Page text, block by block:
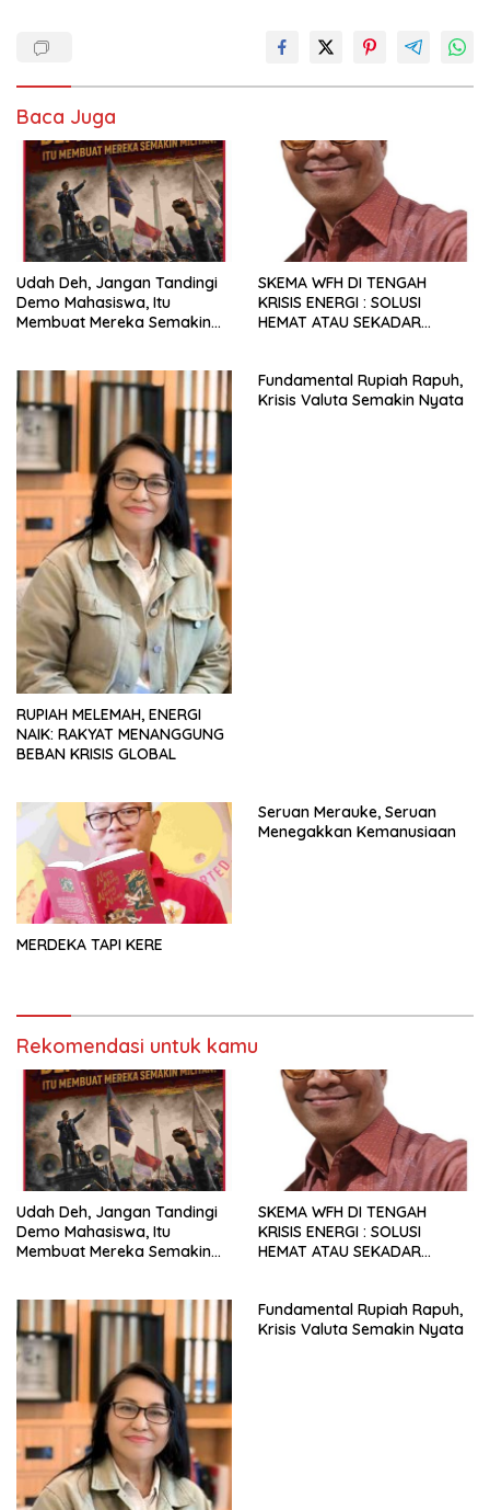
Baca Juga
Udah Deh, Jangan Tandingi
Demo Mahasiswa, Itu
Membuat Mereka Semakin
SKEMA WFH DI TENGAH
KRISIS ENERGI : SOLUSI
HEMAT ATAU SEKADAR
RUPIAH MELEMAH, ENERGI
NAIK: RAKYAT MENANGGUNG
BEBAN KRISIS GLOBAL
Fundamental Rupiah Rapuh,
Krisis Valuta Semakin Nyata
MERDEKA TAPI KERE
Seruan Merauke, Seruan
Menegakkan Kemanusiaan
Rekomendasi untuk kamu
Udah Deh, Jangan Tandingi
Demo Mahasiswa, Itu
Membuat Mereka Semakin
SKEMA WFH DI TENGAH
KRISIS ENERGI : SOLUSI
HEMAT ATAU SEKADAR
Fundamental Rupiah Rapuh,
Krisis Valuta Semakin Nyata